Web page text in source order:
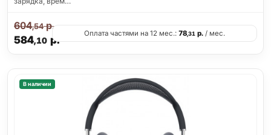
584,10р.
604,54р.
Оплата частями на 12 мес.: 78,31 р. / мес.
В наличии